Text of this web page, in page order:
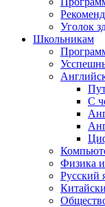
Уголок
Школьникам
С
Физика
Русский